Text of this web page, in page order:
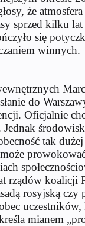
że
sprzed kilku
się
winnych.
do
Oficjalnie
Jednak
tak
rządów koalicji
rosyjską
uczestników,
mianem